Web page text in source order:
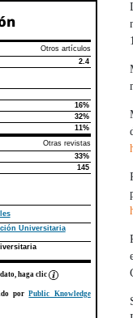
Otros artículos
2.4
16%
32%
11%
Otras revistas
33%
145
Universitaria
haga clic
porPublic Knowledge